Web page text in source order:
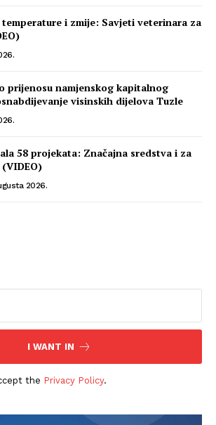
i zmije: Savjeti veterinara za
prijenosu namjenskog kapitalnog
visinskih dijelova Tuzle
58 projekata: Značajna sredstva i za
2026.
I WANT IN
the Privacy Policy.